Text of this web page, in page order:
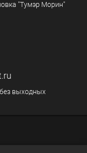
"Тумэр Морин"
выходных